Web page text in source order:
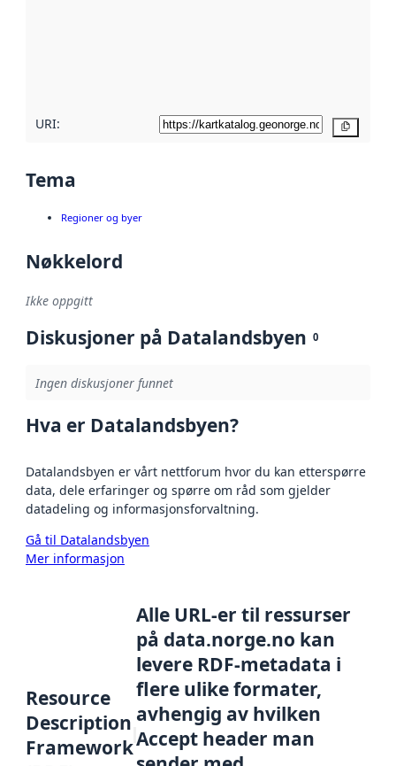
URI:
Tema
Regioner og byer
Nøkkelord
Ikke oppgitt
Diskusjoner på Datalandsbyen 0
Ingen diskusjoner funnet
Hva er Datalandsbyen?
Datalandsbyen er vårt nettforum hvor du kan etterspørre
data, dele erfaringer og spørre om råd som gjelder
datadeling og informasjonsforvaltning.
Gå til Datalandsbyen
Mer informasjon
Resource
Description
Framework
Alle URL-er til ressurser
på data.norge.no kan
levere RDF-metadata i
flere ulike formater,
avhengig av hvilken
Accept header man